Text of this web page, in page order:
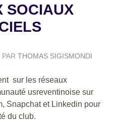
SOCIAUX
PAR THOMAS SIGISMONDI
sur les réseaux
usreventinoise sur
Snapchat et Linkedin pour
du club.